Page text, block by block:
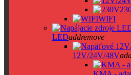
WIFI
LEDaddremove
12V/24V/48V